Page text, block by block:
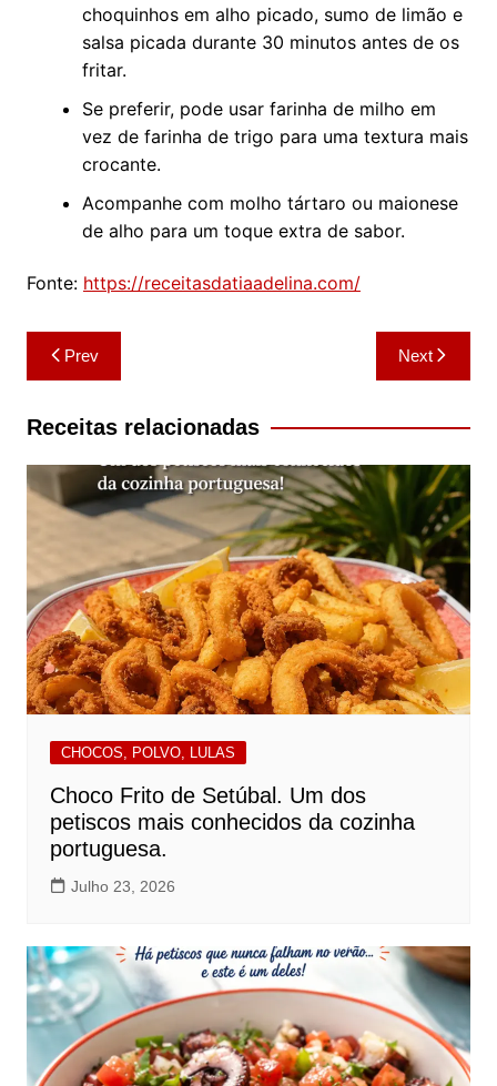
choquinhos em alho picado, sumo de limão e
salsa picada durante 30 minutos antes de os
fritar.
Se preferir, pode usar farinha de milho em
vez de farinha de trigo para uma textura mais
crocante.
Acompanhe com molho tártaro ou maionese
de alho para um toque extra de sabor.
Fonte: https://receitasdatiaadelina.com/
Navegação
de
artigos
Prev Next
Receitas relacionadas
CHOCOS, POLVO, LULAS
Choco Frito de Setúbal. Um dos
petiscos mais conhecidos da cozinha
portuguesa.
Julho 23, 2026